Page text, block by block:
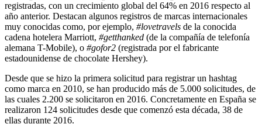
registradas, con un crecimiento global del 64% en 2016 respecto al
año anterior. Destacan algunos registros de marcas internacionales
muy conocidas como, por ejemplo, #lovetravels de la conocida
cadena hotelera Marriott, #getthanked (de la compañía de telefonía
alemana T-Mobile), o #gofor2 (registrada por el fabricante
estadounidense de chocolate Hershey).
Desde que se hizo la primera solicitud para registrar un hashtag
como marca en 2010, se han producido más de 5.000 solicitudes, de
las cuales 2.200 se solicitaron en 2016. Concretamente en España se
realizaron 124 solicitudes desde que comenzó esta década, 38 de
ellas durante 2016.